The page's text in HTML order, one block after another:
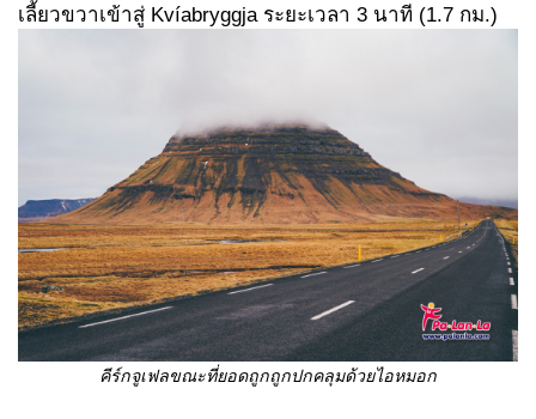
เลี้ยวขวาเข้าสู่ Kvíabryggja ระยะเวลา 3 นาที (1.7 กม.)
คีร์กจูเฟลขณะที่ยอดถูกถูกปกคลุมด้วยไอหมอก